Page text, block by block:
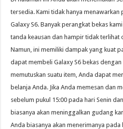
tersedia. Kami tidak hanya
Galaxy S6. Banyak perangkat bekas
tanda keausan dan hampir tidak
Namun, ini memiliki dampak yang kuat
dapat membeli Galaxy S6 bekas
memutuskan suatu item, Anda dapat
belanja Anda. Jika Anda memesan dan
sebelum pukul 15:00 pada hari Senin
biasanya akan meninggalkan gudang
Anda biasanya akan menerimanya pada